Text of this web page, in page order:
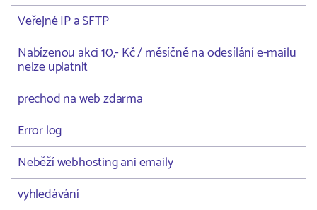
Veřejné IP a SFTP
Nabízenou akci 10,- Kč / měsíčně na odesílání e-mailu
nelze uplatnit
prechod na web zdarma
Error log
Neběží webhosting ani emaily
vyhledávání